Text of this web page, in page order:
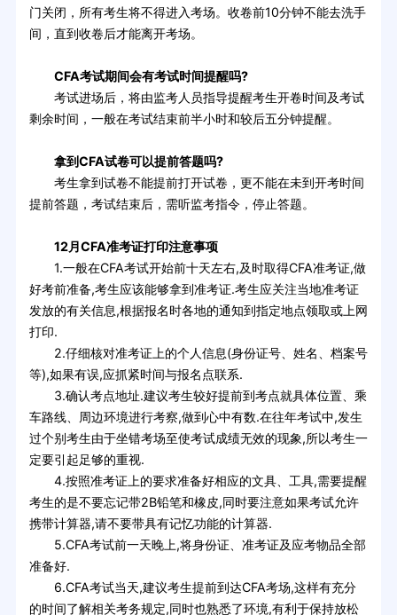
门关闭，所有考生将不得进入考场。收卷前10分钟不能去洗手
间，直到收卷后才能离开考场。
CFA考试期间会有考试时间提醒吗?
考试进场后，将由监考人员指导提醒考生开卷时间及考试
剩余时间，一般在考试结束前半小时和较后五分钟提醒。
拿到CFA试卷可以提前答题吗?
考生拿到试卷不能提前打开试卷，更不能在未到开考时间
提前答题，考试结束后，需听监考指令，停止答题。
12月CFA准考证打印注意事项
1.一般在CFA考试开始前十天左右,及时取得CFA准考证,做
好考前准备,考生应该能够拿到准考证.考生应关注当地准考证
发放的有关信息,根据报名时各地的通知到指定地点领取或上网
打印.
2.仔细核对准考证上的个人信息(身份证号、姓名、档案号
等),如果有误,应抓紧时间与报名点联系.
3.确认考点地址.建议考生较好提前到考点就具体位置、乘
车路线、周边环境进行考察,做到心中有数.在往年考试中,发生
过个别考生由于坐错考场至使考试成绩无效的现象,所以考生一
定要引起足够的重视.
4.按照准考证上的要求准备好相应的文具、工具,需要提醒
考生的是不要忘记带2B铅笔和橡皮,同时要注意如果考试允许
携带计算器,请不要带具有记忆功能的计算器.
5.CFA考试前一天晚上,将身份证、准考证及应考物品全部
准备好.
6.CFA考试当天,建议考生提前到达CFA考场,这样有充分
的时间了解相关考务规定,同时也熟悉了环境,有利于保持放松